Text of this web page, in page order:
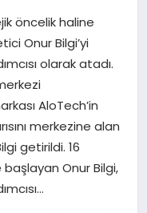
öncelik haline
Onur Bilgi’yi
olarak atadı.
AloTech’in
merkezine alan
getirildi. 16
Onur Bilgi,